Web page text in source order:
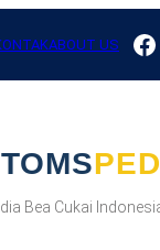
ABOUT US
Bea Cukai